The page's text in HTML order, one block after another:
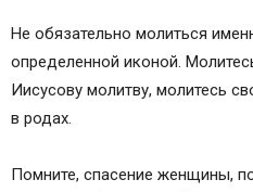
Не обязательно молиться
определенной иконой.
Иисусову молитву, молитесь
в родах.
Помните, спасение женщины,